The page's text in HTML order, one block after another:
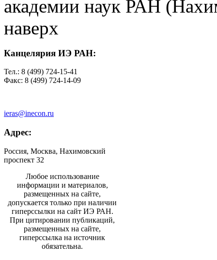
академии наук РАН
наверх
Канцелярия ИЭ РАН:
Тел.: 8 (499) 724-15-41
Факс: 8 (499) 724-14-09
ieras@inecon.ru
Адрес:
Россия, Москва, Нахимовский
проспект 32
Любое использование
информации и материалов,
размещенных на сайте,
допускается только при наличии
гиперссылки на сайт ИЭ РАН.
При цитировании публикаций,
размещенных на сайте,
гиперссылка на источник
обязательна.